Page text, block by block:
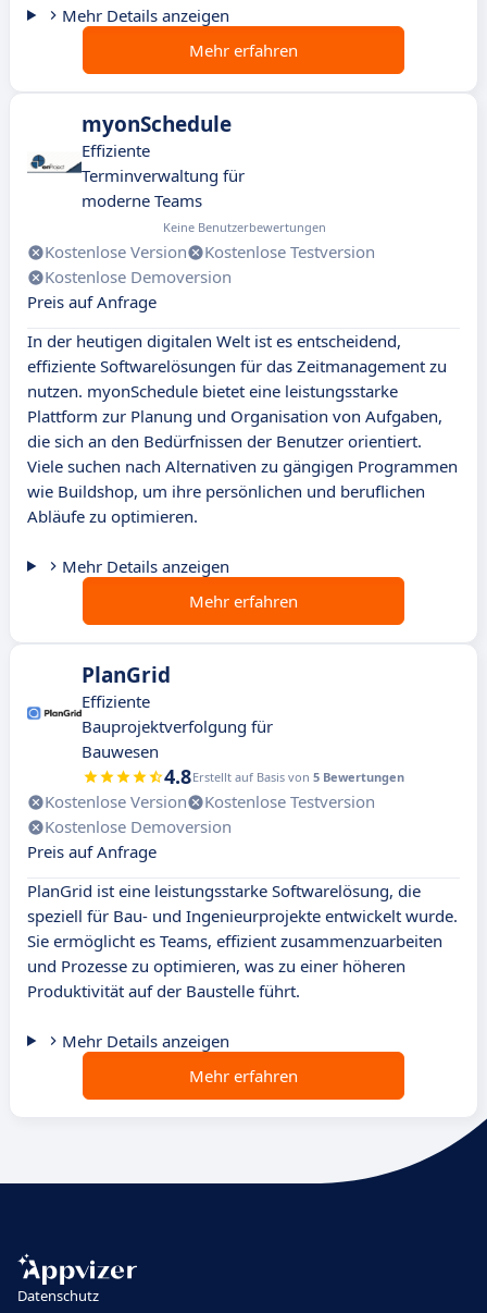
Mehr Details anzeigen
Mehr erfahren
myonSchedule
Effiziente
Terminverwaltung für
moderne Teams
Keine Benutzerbewertungen
Kostenlose Version
Kostenlose Testversion
Kostenlose Demoversion
Preis auf Anfrage
In der heutigen digitalen Welt ist es entscheidend,
effiziente Softwarelösungen für das Zeitmanagement zu
nutzen. myonSchedule bietet eine leistungsstarke
Plattform zur Planung und Organisation von Aufgaben,
die sich an den Bedürfnissen der Benutzer orientiert.
Viele suchen nach Alternativen zu gängigen Programmen
wie Buildshop, um ihre persönlichen und beruflichen
Abläufe zu optimieren.
Mehr Details anzeigen
Mehr erfahren
PlanGrid
Effiziente
Bauprojektverfolgung für
Bauwesen
4.8Erstellt auf Basis von 5 Bewertungen
Kostenlose Version
Kostenlose Testversion
Kostenlose Demoversion
Preis auf Anfrage
PlanGrid ist eine leistungsstarke Softwarelösung, die
speziell für Bau- und Ingenieurprojekte entwickelt wurde.
Sie ermöglicht es Teams, effizient zusammenzuarbeiten
und Prozesse zu optimieren, was zu einer höheren
Produktivität auf der Baustelle führt.
Mehr Details anzeigen
Mehr erfahren
Datenschutz